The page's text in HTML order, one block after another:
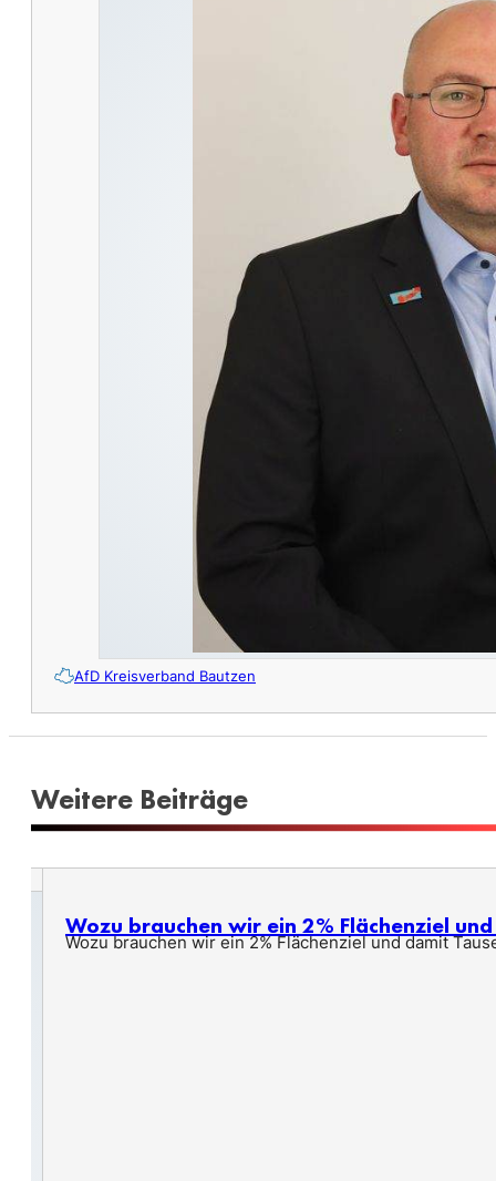
AfD Kreisverband Bautzen
Weitere Beiträge
Wozu brauchen wir ein 2% Flächenziel
Wozu brauchen wir ein 2% Flächenziel und damit